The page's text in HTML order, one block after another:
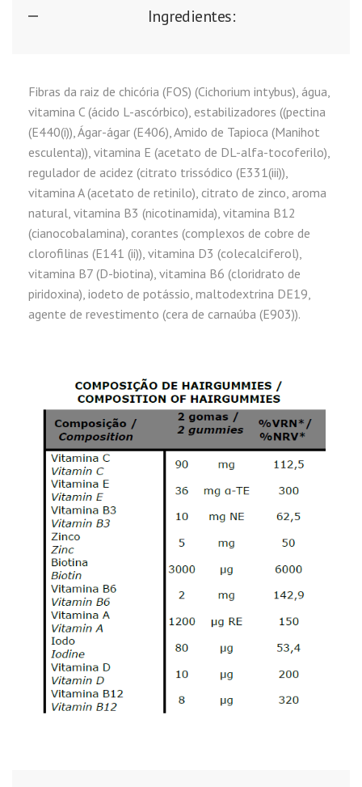
Ingredientes:
Fibras da raiz de chicória (FOS) (Cichorium intybus), água,
vitamina C (ácido L-ascórbico), estabilizadores ((pectina
(E440(i)), Ágar-ágar (E406), Amido de Tapioca (Manihot
esculenta)), vitamina E (acetato de DL-alfa-tocoferilo),
regulador de acidez (citrato trissódico (E331(iii)),
vitamina A (acetato de retinilo), citrato de zinco, aroma
natural, vitamina B3 (nicotinamida), vitamina B12
(cianocobalamina), corantes (complexos de cobre de
clorofilinas (E141 (ii)), vitamina D3 (colecalciferol),
vitamina B7 (D-biotina), vitamina B6 (cloridrato de
piridoxina), iodeto de potássio, maltodextrina DE19,
agente de revestimento (cera de carnaúba (E903)).